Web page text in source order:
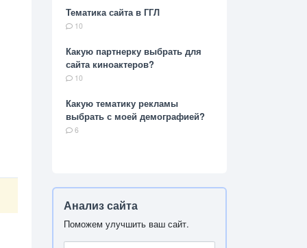
Тематика сайта в ГГЛ
10
Какую партнерку выбрать для
сайта киноактеров?
10
Какую тематику рекламы
выбрать с моей демографией?
6
Анализ сайта
Поможем улучшить ваш сайт.